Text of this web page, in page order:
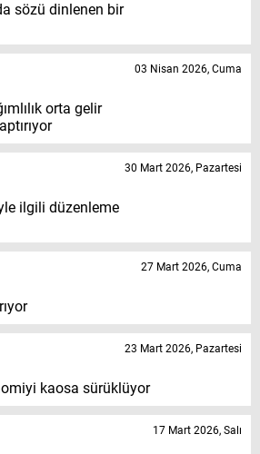
sözü dinlenen bir
orta gelir
03 Nisan 2026, Cuma
ilgili düzenleme
30 Mart 2026, Pazartesi
27 Mart 2026, Cuma
kaosa sürüklüyor
23 Mart 2026, Pazartesi
17 Mart 2026, Salı